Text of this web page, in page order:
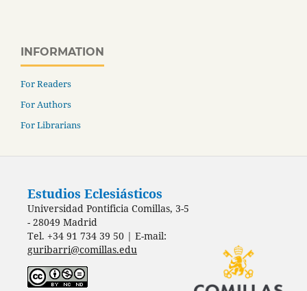
INFORMATION
For Readers
For Authors
For Librarians
Estudios Eclesiásticos
Universidad Pontificia Comillas, 3-5
- 28049 Madrid
Tel. +34 91 734 39 50 | E-mail:
guribarri@comillas.edu